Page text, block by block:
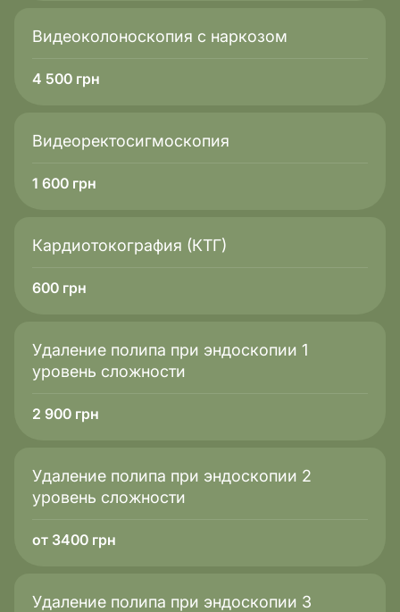
Видеоколоноскопия с наркозом
4 500 грн
Видеоректосигмоскопия
1 600 грн
Кардиотокография (КТГ)
600 грн
Удаление полипа при эндоскопии 1
уровень сложности
2 900 грн
Удаление полипа при эндоскопии 2
уровень сложности
от 3400 грн
Удаление полипа при эндоскопии 3